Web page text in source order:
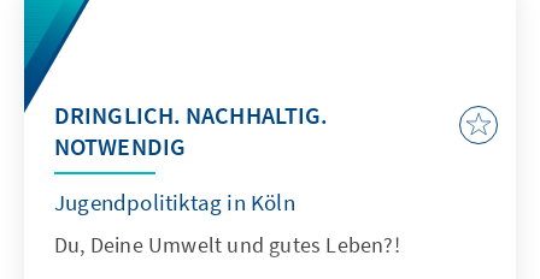
DRINGLICH. NACHHALTIG.
NOTWENDIG
Jugendpolitiktag in Köln
Du, Deine Umwelt und gutes Leben?!